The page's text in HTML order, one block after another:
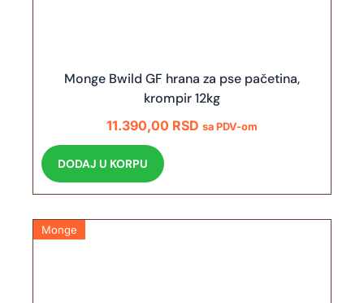
Monge Bwild GF hrana za pse pačetina,
krompir 12kg
11.390,00 RSD sa PDV-om
DODAJ U KORPU
Monge